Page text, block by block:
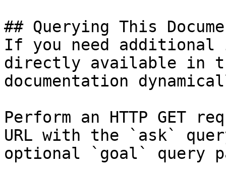
## Querying This
If you need
directly available in
documentation
Perform an HTTP GET
URL with the `ask`
optional `goal` query